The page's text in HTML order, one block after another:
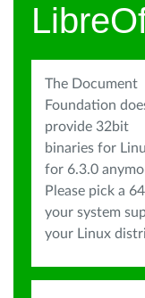
The Document
Foundation
provide 32bit
binaries for
for 6.3.0
Please pick a
your system
your Linux